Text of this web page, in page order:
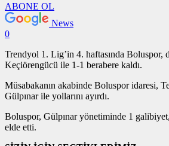
ABONE OL
News
0
Trendyol 1. Lig’in 4. haftasında Boluspor,
Keçiörengücü ile 1-1 berabere kaldı.
Müsabakanın akabinde Boluspor idaresi,
Gülpınar ile yollarını ayırdı.
Boluspor, Gülpınar yönetiminde 1
elde etti.